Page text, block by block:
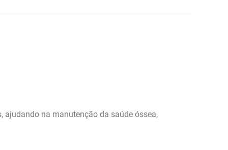
ajudando na manutenção da saúde óssea,